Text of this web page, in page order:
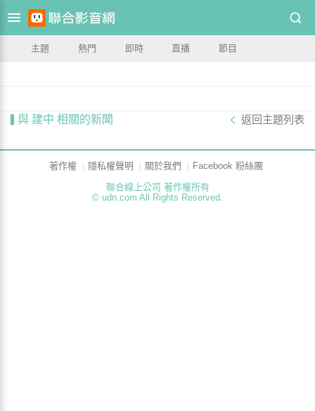
主題 熱門 即時 直播 節目
與 建中 相關的新聞 返回主題列表
著作權 隱私權聲明 關於我們
Facebook 粉絲團
聯合線上公司 著作權所有
© udn.com All Rights Reserved.